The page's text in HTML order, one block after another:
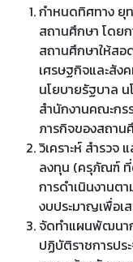
กำหนดทิศทาง ยุ
สถานศึกษา โดย
สถานศึกษาให้ส
เศรษฐกิจและสัง
นโยบายรัฐบาล น
สำนักงานคณะกร
ภารกิจของสถาน
วิเคราะห์ สำรวจ
ลงทุน (ครุภัณฑ์ ที่
การดำเนินงานต
งบประมาญเพื่อเ
จัดทำแผนพัฒนา
ปฏิบัติราชการปร